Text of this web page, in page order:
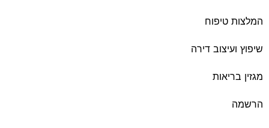
המלצות טיפוח
שיפוץ ועיצוב דירה
מגזין בריאות
הרשמה